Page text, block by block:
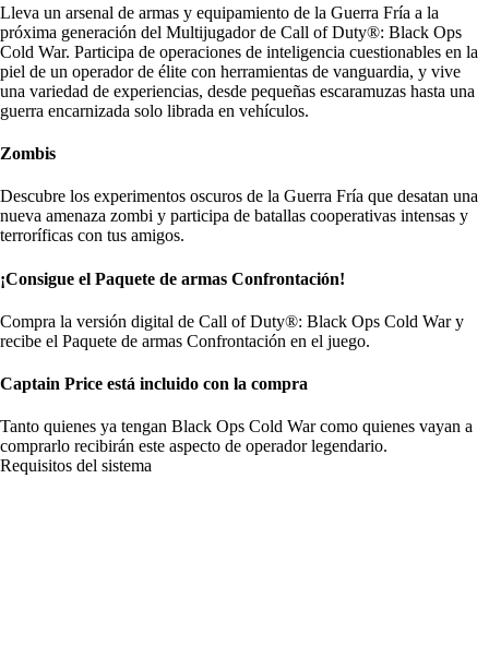
Lleva un arsenal de armas y equipamiento de la Guerra Fría a la
próxima generación del Multijugador de Call of Duty®: Black Ops
Cold War. Participa de operaciones de inteligencia cuestionables en la
piel de un operador de élite con herramientas de vanguardia, y vive
una variedad de experiencias, desde pequeñas escaramuzas hasta una
guerra encarnizada solo librada en vehículos.
Zombis
Descubre los experimentos oscuros de la Guerra Fría que desatan una
nueva amenaza zombi y participa de batallas cooperativas intensas y
terroríficas con tus amigos.
¡Consigue el Paquete de armas Confrontación!
Compra la versión digital de Call of Duty®: Black Ops Cold War y
recibe el Paquete de armas Confrontación en el juego.
Captain Price está incluido con la compra
Tanto quienes ya tengan Black Ops Cold War como quienes vayan a
comprarlo recibirán este aspecto de operador legendario.
Requisitos del sistema